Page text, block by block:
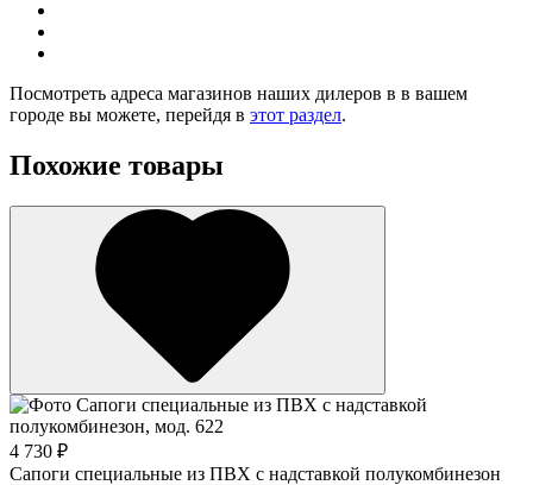
Посмотреть адреса магазинов наших дилеров в в вашем
городе вы можете, перейдя в этот раздел.
Похожие товары
4 730 ₽
Сапоги специальные из ПВХ с надставкой полукомбинезон